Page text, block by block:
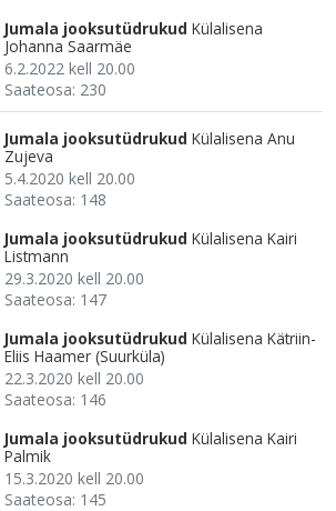
Jumala jooksutüdrukud Külalisena
Johanna Saarmäe
6.2.2022 kell 20.00
Saateosa: 230
Jumala jooksutüdrukud Külalisena Anu
Zujeva
5.4.2020 kell 20.00
Saateosa: 148
Jumala jooksutüdrukud Külalisena Kairi
Listmann
29.3.2020 kell 20.00
Saateosa: 147
Jumala jooksutüdrukud Külalisena Kätriin-
Eliis Haamer (Suurküla)
22.3.2020 kell 20.00
Saateosa: 146
Jumala jooksutüdrukud Külalisena Kairi
Palmik
15.3.2020 kell 20.00
Saateosa: 145